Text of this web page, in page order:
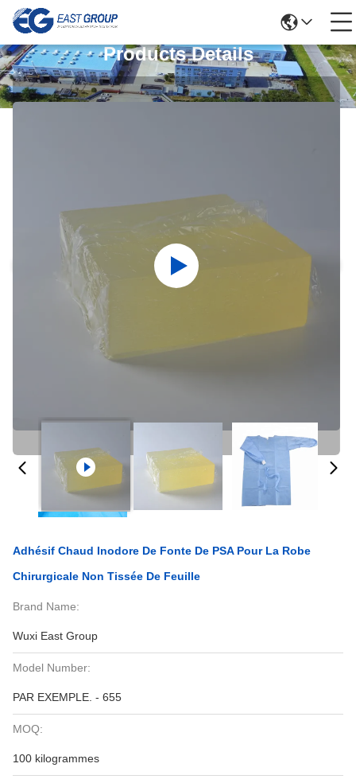
Products Details
Adhésif Chaud Inodore De Fonte De PSA Pour La Robe
Chirurgicale Non Tissée De Feuille
Brand Name:
Wuxi East Group
Model Number:
PAR EXEMPLE. - 655
MOQ:
100 kilogrammes